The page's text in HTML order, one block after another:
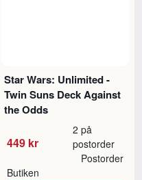
Star Wars: Unlimited -
Twin Suns Deck Against
the Odds
449 kr
2 på
postorder
Butiken
Postorder